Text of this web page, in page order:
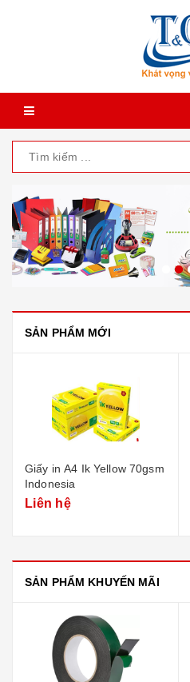
SẢN PHẨM MỚI
Giấy in A4 Ik Yellow 70gsm
Indonesia
Liên hệ
SẢN PHẨM KHUYẾN MÃI